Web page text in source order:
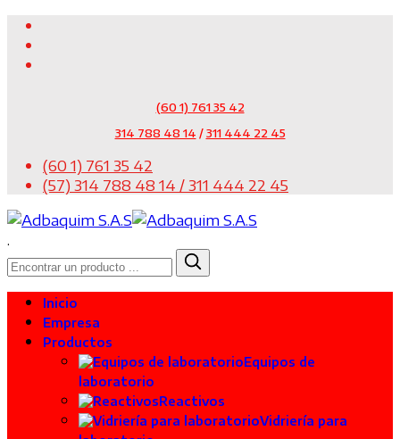
(60 1) 761 35 42
314 788 48 14 /311 444 22 45
(60 1) 761 35 42
(57) 314 788 48 14 / 311 444 22 45
.
Inicio
Empresa
Productos
Equipos de
laboratorio
Reactivos
Vidriería para